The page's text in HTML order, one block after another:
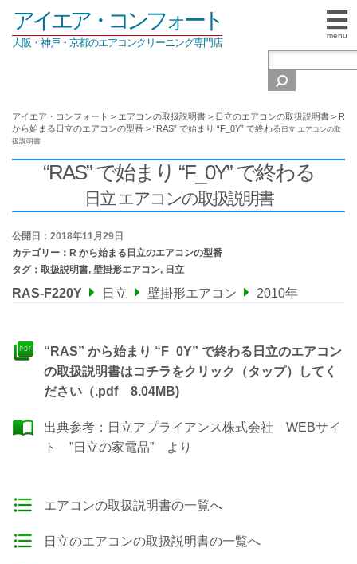
menu
アイエア・コンフォート
大阪・神戸・京都のエアコンクリーニング専門店
アイエア・コンフォート > エアコンの取扱説明書 > 日立のエアコンの取扱説明書 > R
から始まる日立のエアコンの型番 > “RAS” で始まり “F_0Y” で終わる 日立 エアコンの取
扱説明書
“RAS” で始まり “F_0Y” で終わる
日立 エアコンの取扱説明書
公開日：2018年11月29日
カテゴリー： R から始まる日立のエアコンの型番
タグ： 取扱説明書, 壁掛形エアコン, 日立
RAS-F220Y 日立 壁掛形エアコン 2010年
“RAS” から始まり “F_0Y” で終わる日立のエアコン
の取扱説明書はコチラをクリック（タップ）してく
ださい（.pdf 8.04MB)
出典参考： 日立アプライアンス株式会社 WEBサイ
ト ”日立の家電品” より
エアコンの取扱説明書の一覧へ
日立のエアコンの取扱説明書の一覧へ